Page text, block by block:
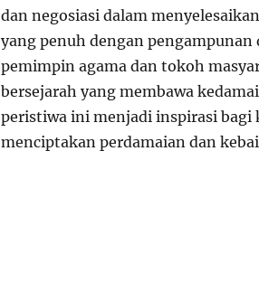
dan negosiasi dalam
yang penuh dengan
pemimpin agama dan tokoh
bersejarah yang membawa
peristiwa ini menjadi inspirasi bagi
menciptakan perdamaian dan